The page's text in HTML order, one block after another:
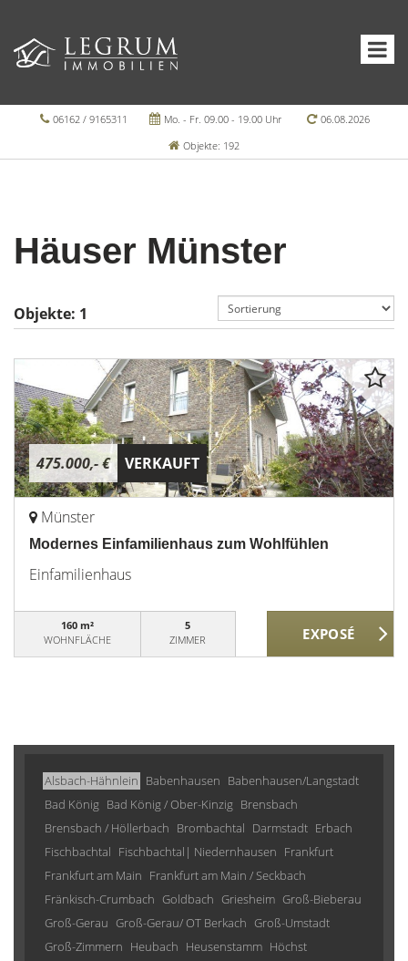
06162 / 9165311 Mo. - Fr. 09.00 - 19.00 Uhr
06.08.2026
Objekte: 192
Häuser Münster
Objekte: 1
475.000,- € VERKAUFT
Münster
Modernes Einfamilienhaus zum Wohlfühlen
Einfamilienhaus
160 m²
WOHNFLÄCHE
5
ZIMMER
Alsbach-Hähnlein Babenhausen Babenhausen/Langstadt
Bad König Bad König / Ober-Kinzig Brensbach
Brensbach / Höllerbach Brombachtal Darmstadt Erbach
Fischbachtal Fischbachtal| Niedernhausen Frankfurt
Frankfurt am Main Frankfurt am Main / Seckbach
Fränkisch-Crumbach Goldbach Griesheim Groß-Bieberau
Groß-Gerau Groß-Gerau/ OT Berkach Groß-Umstadt
Groß-Zimmern Heubach Heusenstamm Höchst